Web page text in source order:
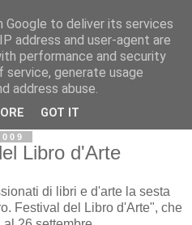
delle arti per condividere
Libro d'Arte
di libri e d'arte la sesta
Festival del Libro d'Arte", che
Google to deliver its services
address and user-agent are
performance and security
generate usage
address abuse.
GOT IT